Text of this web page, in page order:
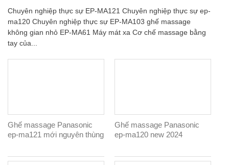
Chuyên nghiệp thực sự EP-MA121 Chuyên nghiệp thực sự ep-
ma120 Chuyên nghiệp thực sự EP-MA103 ghế massage
không gian nhỏ EP-MA61 Máy mát xa Cơ chế massage bằng
tay của...
Ghế massage Panasonic
ep-ma121 mới nguyên thùng
Ghế massage Panasonic
ep-ma120 new 2024